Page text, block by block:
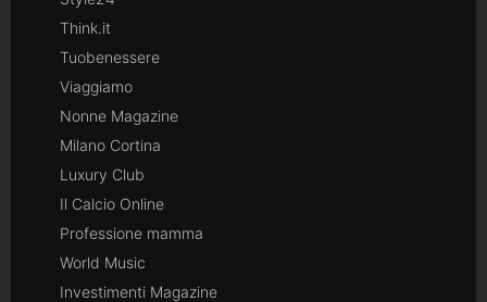
Think.it
Tuobenessere
Viaggiamo
Nonne Magazine
Milano Cortina
Luxury Club
Il Calcio Online
Professione mamma
World Music
Investimenti Magazine